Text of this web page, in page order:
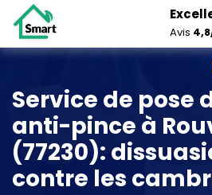
Avis
Service de pose
anti-pince à
(77230):
contre les